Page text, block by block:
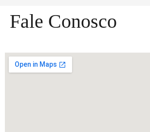
Fale Conosco